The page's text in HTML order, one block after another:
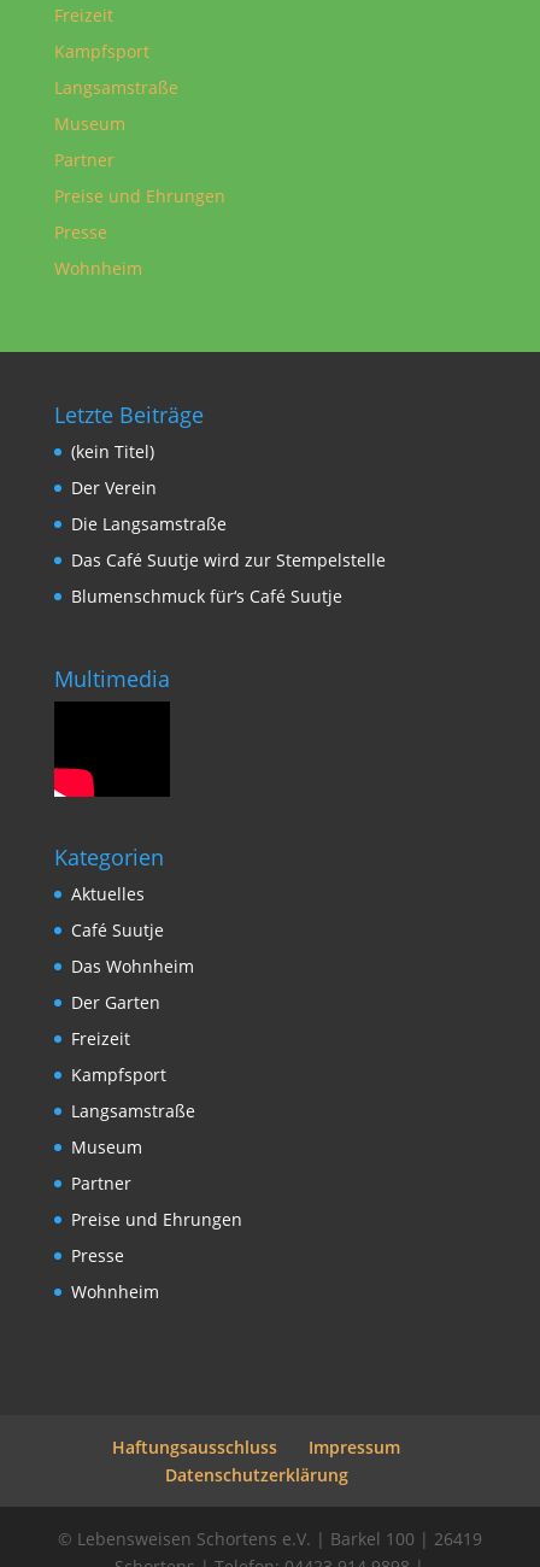
Freizeit
Kampfsport
Langsamstraße
Museum
Partner
Preise und Ehrungen
Presse
Wohnheim
Letzte Beiträge
(kein Titel)
Der Verein
Die Langsamstraße
Das Café Suutje wird zur Stempelstelle
Blumenschmuck für‘s Café Suutje
Multimedia
Kategorien
Aktuelles
Café Suutje
Das Wohnheim
Der Garten
Freizeit
Kampfsport
Langsamstraße
Museum
Partner
Preise und Ehrungen
Presse
Wohnheim
Haftungsausschluss
Impressum
Datenschutzerklärung
© Lebensweisen Schortens e.V. | Barkel 100 | 26419